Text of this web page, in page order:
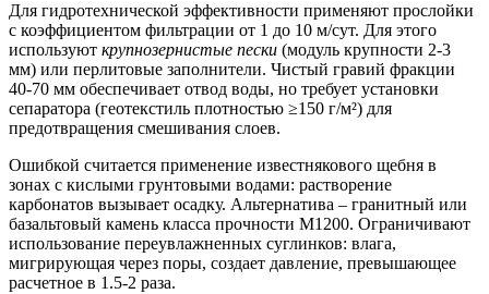
Для гидротехнической эффективности применяют прослойки
с коэффициентом фильтрации от 1 до 10 м/сут. Для этого
используют крупнозернистые пески (модуль крупности 2-3
мм) или перлитовые заполнители. Чистый гравий фракции
40-70 мм обеспечивает отвод воды, но требует установки
сепаратора (геотекстиль плотностью ≥150 г/м²) для
предотвращения смешивания слоев.
Ошибкой считается применение известнякового щебня в
зонах с кислыми грунтовыми водами: растворение
карбонатов вызывает осадку. Альтернатива – гранитный или
базальтовый камень класса прочности М1200. Ограничивают
использование переувлажненных суглинков: влага,
мигрирующая через поры, создает давление, превышающее
расчетное в 1.5-2 раза.